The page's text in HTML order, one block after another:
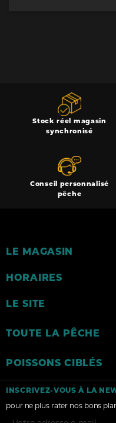
Stock réel magasin
synchronisé
Conseil personnalisé
pêche
LE MAGASIN
HORAIRES
LE SITE
TOUTE LA PÊCHE
POISSONS CIBLÉS
INSCRIVEZ-VOUS À LA
pour ne plus rater nos bons